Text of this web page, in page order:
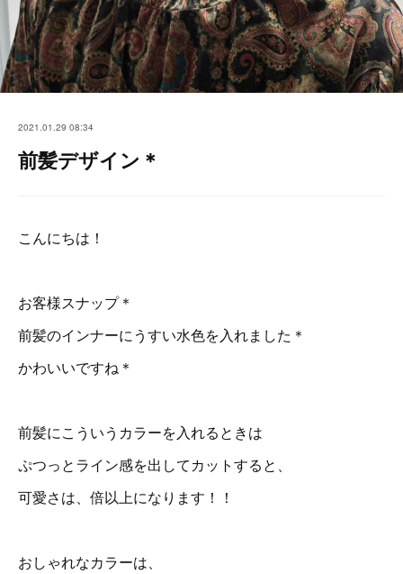
2021.01.29 08:34
前髪デザイン＊
こんにちは！
お客様スナップ＊
前髪のインナーにうすい水色を入れました＊
かわいいですね＊
前髪にこういうカラーを入れるときは
ぷつっとライン感を出してカットすると、
可愛さは、倍以上になります！！
おしゃれなカラーは、